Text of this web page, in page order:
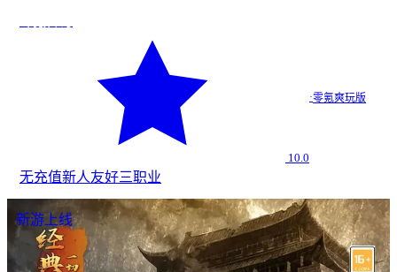
10.0
·零氪爽玩版
无充值新人友好三职业
新游上线